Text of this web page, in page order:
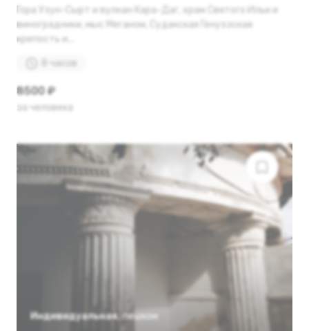
Гора Узун-Сырт и вулкан Кара-Даг, храм Святого Ильи и
виноградники, мыс Меганом, Судакская Генуэзская
крепость и...
8 часов
8500 ₽
за человека
Индивидуальная, пешком